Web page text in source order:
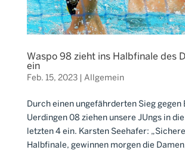
Waspo 98 zieht ins Halbfinale des
ein
Feb. 15, 2023| Allgemein
Durch einen ungefährderten Sieg gegen
Uerdingen 08 ziehen unsere JUngs in
letzten 4 ein. Karsten Seehafer:
Halbfinale, gewinnen morgen die